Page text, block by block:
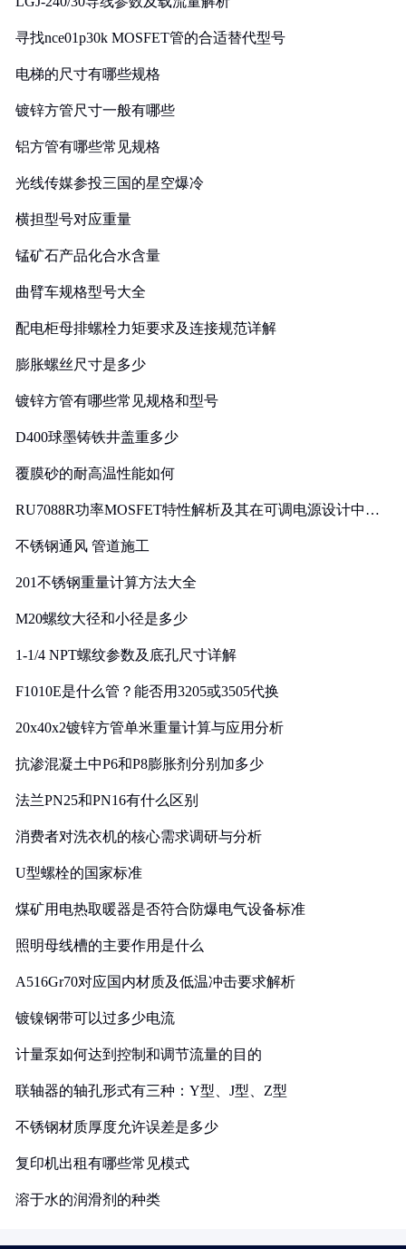
寻找nce01p30k MOSFET管的合适替代型号
电梯的尺寸有哪些规格
镀锌方管尺寸一般有哪些
铝方管有哪些常见规格
光线传媒参投三国的星空爆冷
横担型号对应重量
锰矿石产品化合水含量
曲臂车规格型号大全
配电柜母排螺栓力矩要求及连接规范详解
膨胀螺丝尺寸是多少
镀锌方管有哪些常见规格和型号
D400球墨铸铁井盖重多少
覆膜砂的耐高温性能如何
RU7088R功率MOSFET特性解析及其在可调电源设计中的
不锈钢通风 管道施工
201不锈钢重量计算方法大全
M20螺纹大径和小径是多少
1-1/4 NPT螺纹参数及底孔尺寸详解
F1010E是什么管？能否用3205或3505代换
20x40x2镀锌方管单米重量计算与应用分析
抗渗混凝土中P6和P8膨胀剂分别加多少
法兰PN25和PN16有什么区别
消费者对洗衣机的核心需求调研与分析
U型螺栓的国家标准
煤矿用电热取暖器是否符合防爆电气设备标准
照明母线槽的主要作用是什么
A516Gr70对应国内材质及低温冲击要求解析
镀镍钢带可以过多少电流
计量泵如何达到控制和调节流量的目的
联轴器的轴孔形式有三种：Y型、J型、Z型
不锈钢材质厚度允许误差是多少
复印机出租有哪些常见模式
溶于水的润滑剂的种类